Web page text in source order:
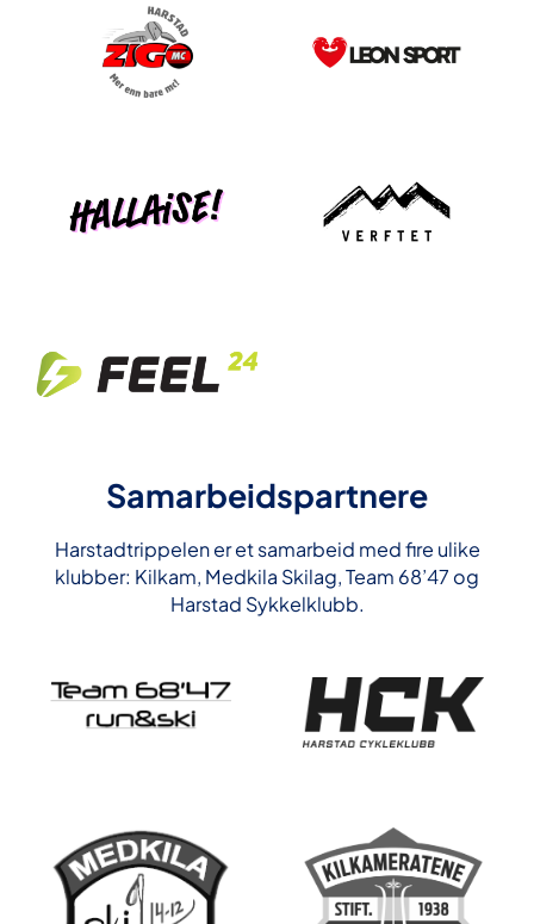
Samarbeidspartnere
Harstadtrippelen er et samarbeid med fire ulike
klubber: Kilkam, Medkila Skilag, Team 68’47 og
Harstad Sykkelklubb.